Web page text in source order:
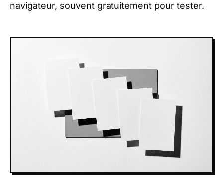
navigateur, souvent gratuitement pour tester.